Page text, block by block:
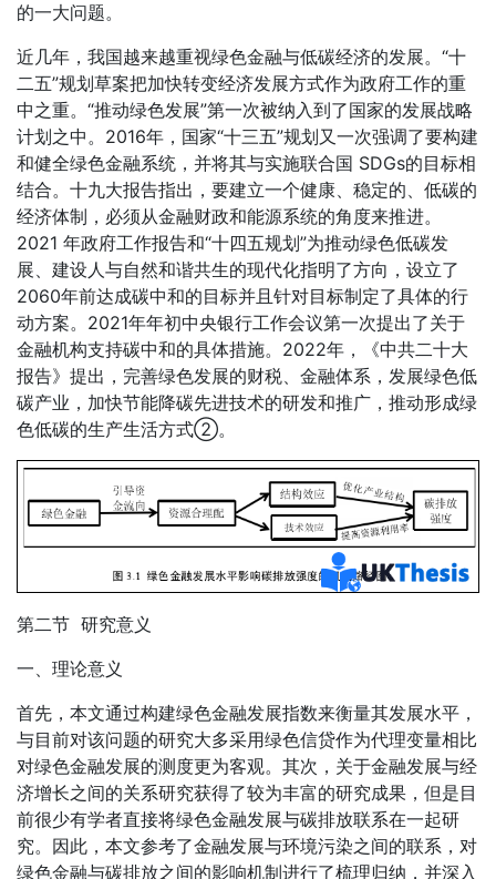
的一大问题。
近几年，我国越来越重视绿色金融与低碳经济的发展。“十
二五”规划草案把加快转变经济发展方式作为政府工作的重
中之重。“推动绿色发展”第一次被纳入到了国家的发展战略
计划之中。2016年，国家“十三五”规划又一次强调了要构建
和健全绿色金融系统，并将其与实施联合国 SDGs的目标相
结合。十九大报告指出，要建立一个健康、稳定的、低碳的
经济体制，必须从金融财政和能源系统的角度来推进。
2021 年政府工作报告和“十四五规划”为推动绿色低碳发
展、建设人与自然和谐共生的现代化指明了方向，设立了
2060年前达成碳中和的目标并且针对目标制定了具体的行
动方案。2021年年初中央银行工作会议第一次提出了关于
金融机构支持碳中和的具体措施。2022年，《中共二十大
报告》提出，完善绿色发展的财税、金融体系，发展绿色低
碳产业，加快节能降碳先进技术的研发和推广，推动形成绿
色低碳的生产生活方式②。
第二节 研究意义
一、理论意义
首先，本文通过构建绿色金融发展指数来衡量其发展水平，
与目前对该问题的研究大多采用绿色信贷作为代理变量相比
对绿色金融发展的测度更为客观。其次，关于金融发展与经
济增长之间的关系研究获得了较为丰富的研究成果，但是目
前很少有学者直接将绿色金融发展与碳排放联系在一起研
究。因此，本文参考了金融发展与环境污染之间的联系，对
绿色金融与碳排放之间的影响机制进行了梳理归纳，并深入